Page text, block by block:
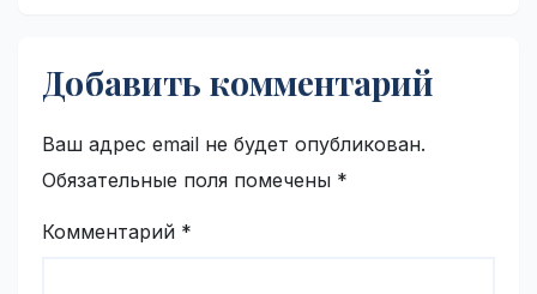
Добавить комментарий
Ваш адрес email не будет опубликован.
Обязательные поля помечены *
Комментарий *